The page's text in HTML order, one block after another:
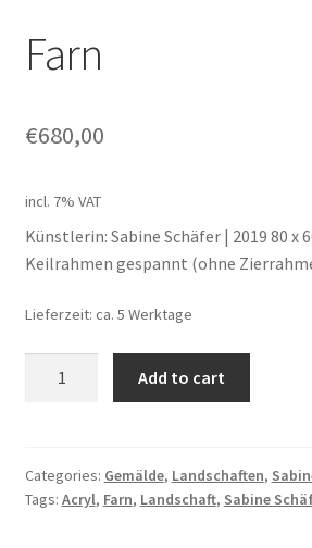
Geschenke
Farn
€680,00
incl. 7% VAT
Künstlerin: Sabine Schäfer | 2019 80 x
Keilrahmen gespannt (ohne
Lieferzeit: ca. 5 Werktage
Add to cart
Categories: Gemälde, Landschaften,
Tags: Acryl, Farn, Landschaft, Sabine